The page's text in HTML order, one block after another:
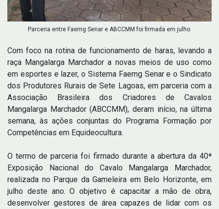
Parceria entre Faemg Senar e ABCCMM foi firmada em julho
Com foco na rotina de funcionamento de haras, levando a
raça Mangalarga Marchador a novas meios de uso como
em esportes e lazer, o Sistema Faemg Senar e o Sindicato
dos Produtores Rurais de Sete Lagoas, em parceria com a
Associação Brasileira dos Criadores de Cavalos
Mangalarga Marchador (ABCCMM), deram início, na última
semana, às ações conjuntas do Programa Formação por
Competências em Equideocultura.
O termo de parceria foi firmado durante a abertura da 40ª
Exposição Nacional do Cavalo Mangalarga Marchador,
realizada no Parque da Gameleira em Belo Horizonte, em
julho deste ano. O objetivo é capacitar a mão de obra,
desenvolver gestores de área capazes de lidar com os